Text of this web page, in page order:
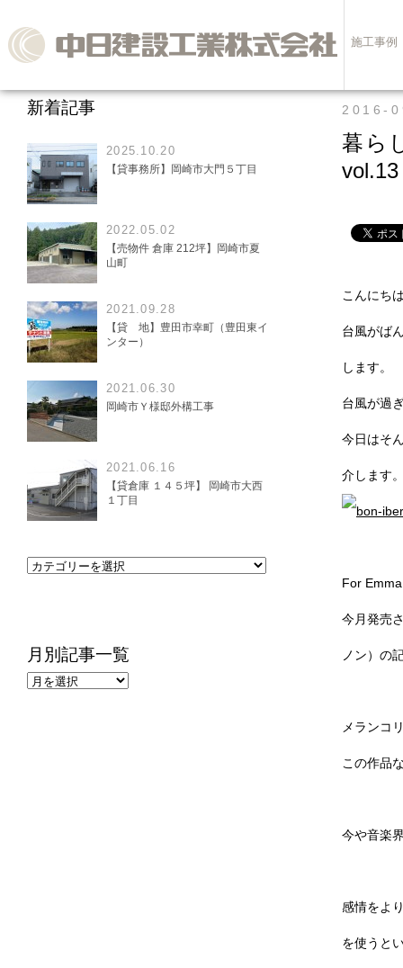
2016-
暮
こんにち
台風がば
します。
台風が過
今日はそ
介します
For
今月発売
ノン）の
メランコ
この作品
今や音楽
感情をよ
を使うと
新着記事
2025.10.20
【貸事務所】岡崎市大門５丁目
2022.05.02
【売物件 倉庫 212坪】岡崎市夏
山町
2021.09.28
【貸 地】豊田市幸町（豊田東イ
ンター）
2021.06.30
岡崎市Ｙ様邸外構工事
2021.06.16
【貸倉庫 １４５坪】 岡崎市大西
１丁目
月別記事一覧
施工事例